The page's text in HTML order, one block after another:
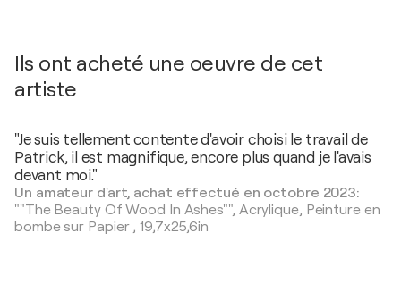
Ils ont acheté une oeuvre de cet
artiste
"Je suis tellement contente d'avoir choisi le travail de
Patrick, il est magnifique, encore plus quand je l'avais
devant moi."
Un amateur d'art, achat effectué en octobre 2023:
""The Beauty Of Wood In Ashes"", Acrylique, Peinture en
bombe sur Papier,19,7x25,6in